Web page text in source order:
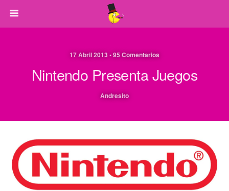
17 Abril 2013 • 95 Comentarios
Nintendo Presenta Juegos
Andresito